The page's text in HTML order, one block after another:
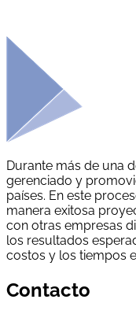
Durante más de una
gerenciado y
países. En este
manera exitosa
con otras empresas
los resultados
costos y los tiempos
Contacto